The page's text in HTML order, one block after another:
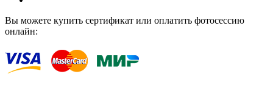
Вы можете купить сертификат или оплатить фотосессию
онлайн: